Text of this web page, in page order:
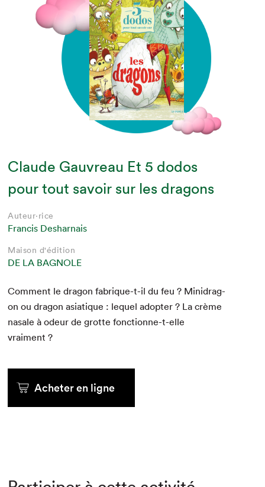
Claude Gauvreau Et 5 dodos
pour tout savoir sur les dragons
Auteur·rice
Francis Desharnais
Maison d'édition
DE LA BAGNOLE
Com­ment le drag­on fab­rique-t-il du feu ? Minidrag­
on ou drag­on asi­a­tique : lequel adopter ? La crème
nasale à odeur de grotte fonc­tionne-t-elle
vraiment ?
Acheter en ligne